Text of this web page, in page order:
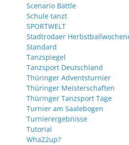
Scenario Battle
Schule tanzt
SPORTWELT
Stadtrodaer
Standard
Tanzspiegel
Tanzsport Deutschland
Thüringer Adventsturnier
Thüringer Meisterschaften
Thüringer Tanzsport Tage
Turnier am Saalebogen
Turnierergebnisse
Tutorial
Wha22up?